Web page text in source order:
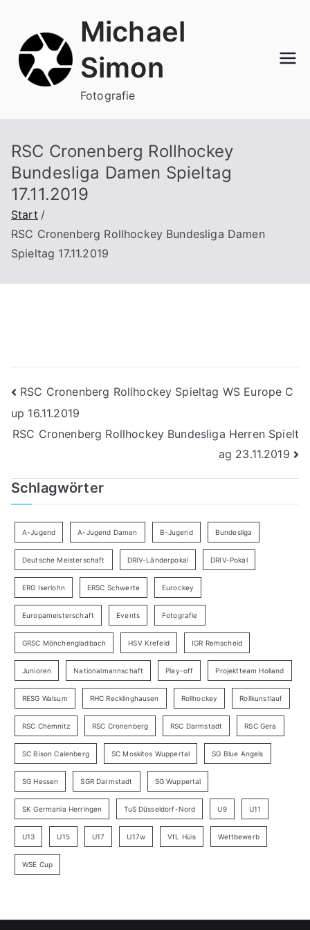
springen
Michael
Simon
Fotografie
RSC Cronenberg Rollhockey
Bundesliga Damen Spieltag
17.11.2019
Start
RSC Cronenberg Rollhockey Bundesliga Damen
Spieltag 17.11.2019
Beitragsnavigation
RSC Cronenberg Rollhockey Spieltag WS Europe C
up 16.11.2019
RSC Cronenberg Rollhockey Bundesliga Herren Spielt
ag 23.11.2019
Schlagwörter
A-Jugend A-Jugend Damen B-Jugend Bundesliga
Deutsche Meisterschaft DRIV-Länderpokal DRIV-Pokal
ERG Iserlohn ERSC Schwerte Eurockey
Europameisterschaft Events Fotografie
GRSC Mönchengladbach HSV Krefeld IGR Remscheid
Junioren Nationalmannschaft Play-off Projektteam Holland
RESG Walsum RHC Recklinghausen Rollhockey Rollkunstlauf
RSC Chemnitz RSC Cronenberg RSC Darmstadt RSC Gera
SC Bison Calenberg SC Moskitos Wuppertal SG Blue Angels
SG Hessen SGR Darmstadt SG Wuppertal
SK Germania Herringen TuS Düsseldorf-Nord U9 U11
U13 U15 U17 U17w VfL Hüls Wettbewerb
WSE Cup